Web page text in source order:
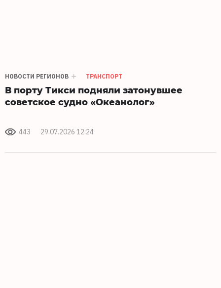
НОВОСТИ РЕГИОНОВ ТРАНСПОРТ
В порту Тикси подняли затонувшее
советское судно «Океанолог»
443 29.07.2026 12:24